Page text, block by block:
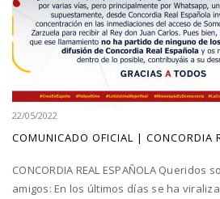
22/05/2022
COMUNICADO OFICIAL | CONCORDIA
CONCORDIA REAL ESPAÑOLA
amigos: En los últimos días se ha